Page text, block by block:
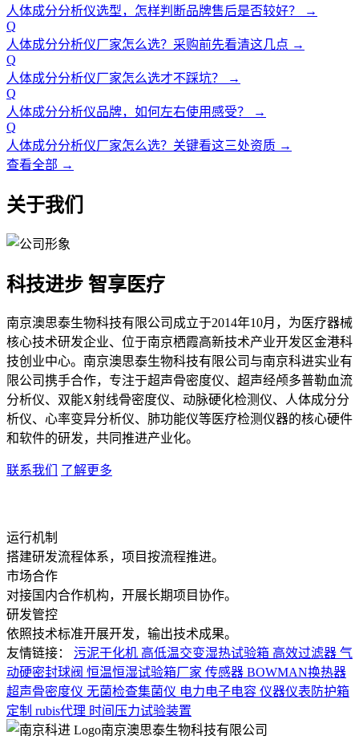
人体成分分析仪选型，怎样判断品牌售后是否较好？
→
Q
人体成分分析仪厂家怎么选？采购前先看清这几点 →
Q
人体成分分析仪厂家怎么选才不踩坑？
→
Q
人体成分分析仪品牌，如何左右使用感受？
→
Q
人体成分分析仪厂家怎么选？关键看这三处资质 →
查看全部 →
关于我们
科技进步 智享医疗
南京澳思泰生物科技有限公司成立于2014年10月，为医疗器械
核心技术研发企业、位于南京栖霞高新技术产业开发区金港科
技创业中心。南京澳思泰生物科技有限公司与南京科进实业有
限公司携手合作，专注于超声骨密度仪、超声经颅多普勒血流
分析仪、双能X射线骨密度仪、动脉硬化检测仪、人体成分分
析仪、心率变异分析仪、肺功能仪等医疗检测仪器的核心硬件
和软件的研发，共同推进产业化。
联系我们 了解更多
运行机制
搭建研发流程体系，项目按流程推进。
市场合作
对接国内合作机构，开展长期项目协作。
研发管控
依照技术标准开展开发，输出技术成果。
友情链接：
污泥干化机 高低温交变湿热试验箱 高效过滤器 气
动硬密封球阀 恒温恒湿试验箱厂家 传感器 BOWMAN换热器
超声骨密度仪 无菌检查集菌仪 电力电子电容 仪器仪表防护箱
定制 rubis代理 时间压力试验装置
南京澳思泰生物科技有限公司